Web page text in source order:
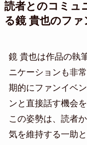
読者とのコミュ
る鏡 貴也のファ
鏡 貴也は作品の執
ニケーションも非
期的にファンイベ
ンと直接話す機会
この姿勢は、読者
気を維持する一助